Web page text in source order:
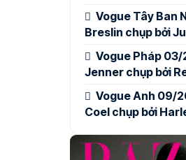
Vogue Tây Ban
Breslin chụp bởi
Vogue Pháp
Jenner chụp bởi
Vogue Anh 09/
Coel chụp bởi